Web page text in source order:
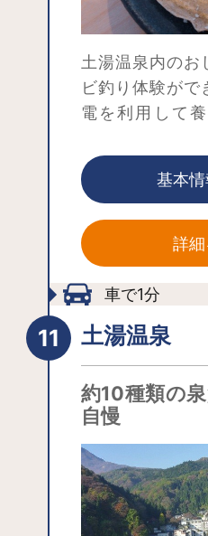
土湯温泉内のお
ビ釣り体験がで
電を利用して
キューの様に素
ができます。大
ンスでエビ釣り
ざいますのでご
基本
詳
車で1分
土湯温泉
約10種類の
自慢